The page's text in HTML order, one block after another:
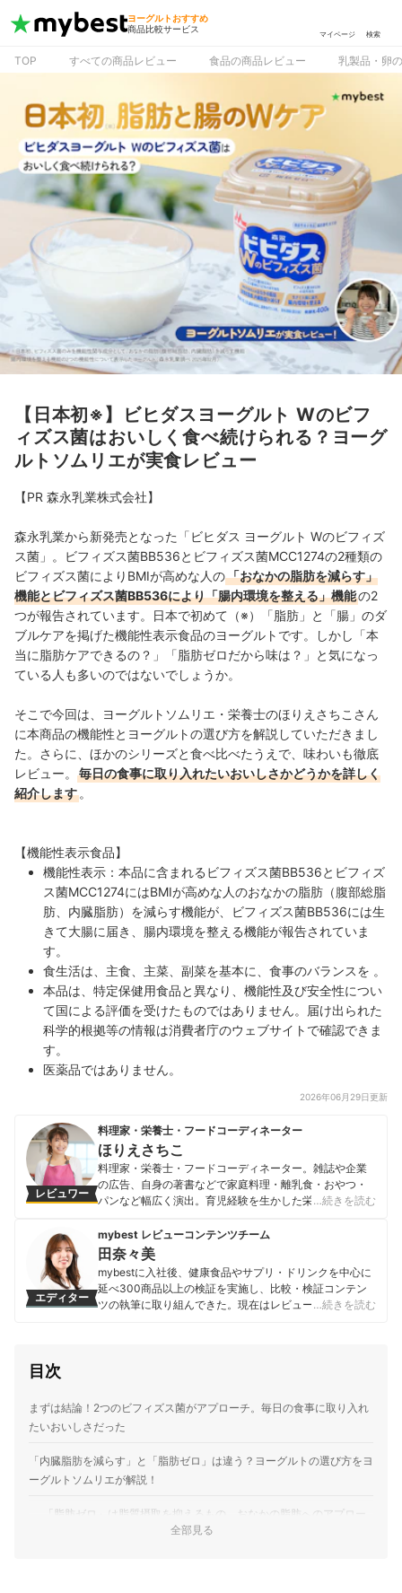
ヨーグルトおすすめ
商品比較サービス
マイページ 検索
TOP すべての商品レビュー 食品の商品レビュー 乳製品・卵
【日本初※】ビヒダスヨーグルト Wのビフ
ィズス菌はおいしく食べ続けられる？ヨーグ
ルトソムリエが実食レビュー
【PR 森永乳業株式会社】
森永乳業から新発売となった「ビヒダス ヨーグルト Wのビフィズ
ス菌」。ビフィズス菌BB536とビフィズス菌MCC1274の2種類の
ビフィズス菌によりBMIが高めな人の「おなかの脂肪を減らす」
機能とビフィズス菌BB536により「腸内環境を整える」機能の2
つが報告されています。日本で初めて（※）「脂肪」と「腸」のダ
ブルケアを掲げた機能性表示食品のヨーグルトです。しかし「本
当に脂肪ケアできるの？」「脂肪ゼロだから味は？」と気になっ
ている人も多いのではないでしょうか。
そこで今回は、ヨーグルトソムリエ・栄養士のほりえさちこさん
に本商品の機能性とヨーグルトの選び方を解説していただきまし
た。さらに、ほかのシリーズと食べ比べたうえで、味わいも徹底
レビュー。
毎日の食事に取り入れたいおいしさかどうかを詳しく
紹介します 。
【機能性表示食品】
機能性表⽰：本品に含まれるビフィズス菌BB536とビフィズ
ス菌MCC1274にはBMIが高めな人のおなかの脂肪（腹部総脂
肪、内臓脂肪）を減らす機能が、ビフィズス菌BB536には生
きて大腸に届き、腸内環境を整える機能が報告されていま
す。
食生活は、主食、主菜、副菜を基本に、食事のバランスを 。
本品は、特定保健用食品と異なり、機能性及び安全性につい
て国による評価を受けたものではありません。届け出られた
科学的根拠等の情報は消費者庁のウェブサイトで確認できま
す。
医薬品ではありません。
2026年06月29日更新
レビュワー
料理家・栄養士・フードコーディネーター
ほりえさちこ
料理家・栄養士・フードコーディネーター。雑誌や企業
の広告、自身の著書などで家庭料理・離乳食・おやつ・
パンなど幅広く演出。育児経験を生かした栄養バランス
肌レシピなど健康を考えた料理を提案している。料理教
室やセミナー講師なども務め著書は40冊以上。
ほりえさちこのプロフィール
…続きを読む
エディター
mybest レビューコンテンツチーム
田奈々美
mybestに入社後、健康食品やサプリ・ドリンクを中心に
延べ300商品以上の検証を実施し、比較・検証コンテン
ツの執筆に取り組んできた。現在はレビューコンテンツ
…続きを読む
目次
まずは結論！2つのビフィズス菌がアプローチ。毎日の食事に取り入れ
たいおいしさだった
「内臓脂肪を減らす」と「脂肪ゼロ」は違う？ヨーグルトの選び方をヨ
ーグルトソムリエが解説！
「脂肪ゼロ」は脂質摂取を抑えるもの。おなかの脂肪へのアプロー
全部見る